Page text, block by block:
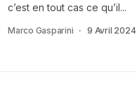
c’est en tout cas ce qu’il...
Marco Gasparini 9 Avril 2024